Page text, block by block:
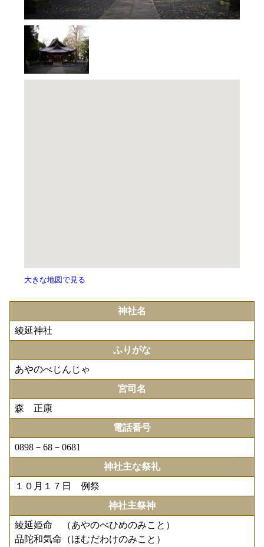
大きな地図で見る
神社名
綾延神社
ふりがな
あやのべじんじゃ
宮司名
森 正康
電話番号
0898－68－0681
神社主な祭礼
１０月１７日 例祭
神社主祭神
綾延姫命 （あやのべひめのみこと）
品陀和気命（ほむだわけのみこと）